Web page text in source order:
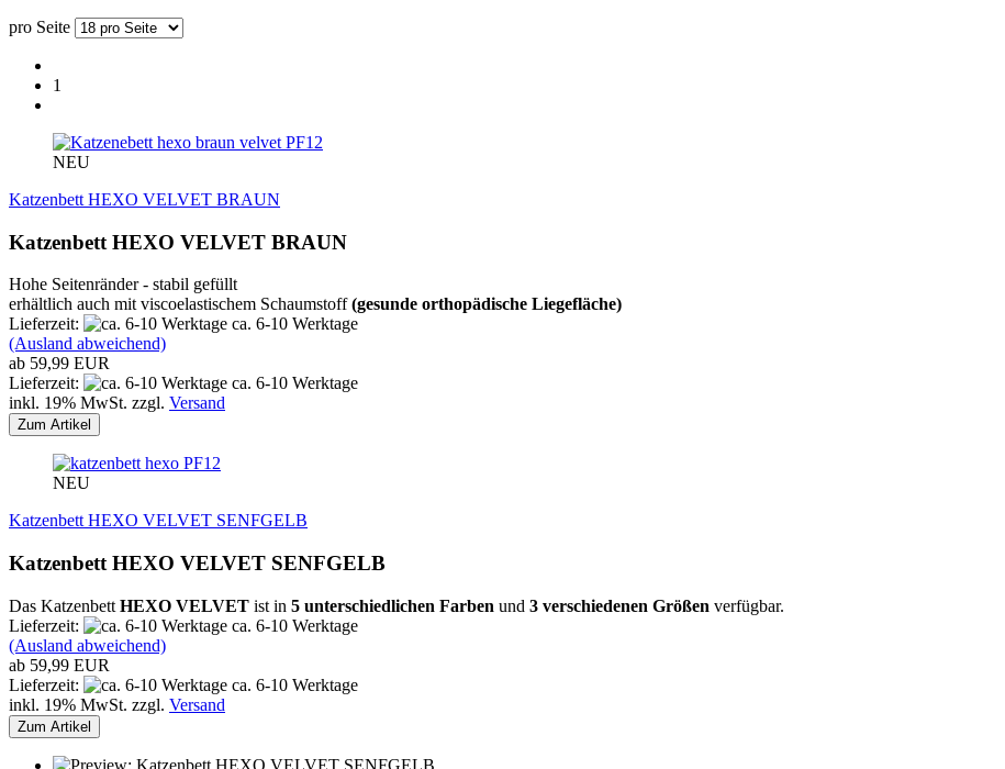
pro Seite
1
PF12
NEU
Katzenbett HEXO VELVET BRAUN
Katzenbett HEXO VELVET BRAUN
Hohe Seitenränder - stabil gefüllt
erhältlich auch mit viscoelastischem Schaumstoff(gesunde orthopädische Liegefläche)
Lieferzeit:
ca. 6-10 Werktage
(Ausland abweichend)
ab 59,99 EUR
Lieferzeit:
ca. 6-10 Werktage
inkl. 19% MwSt. zzgl. Versand
Zum Artikel
PF12
NEU
Katzenbett HEXO VELVET SENFGELB
Katzenbett HEXO VELVET SENFGELB
Das Katzenbett HEXO VELVET ist in 5 unterschiedlichen Farben und 3 verschiedenen Größen verfügbar.
Lieferzeit:
ca. 6-10 Werktage
(Ausland abweichend)
ab 59,99 EUR
Lieferzeit:
ca. 6-10 Werktage
inkl. 19% MwSt. zzgl. Versand
Zum Artikel